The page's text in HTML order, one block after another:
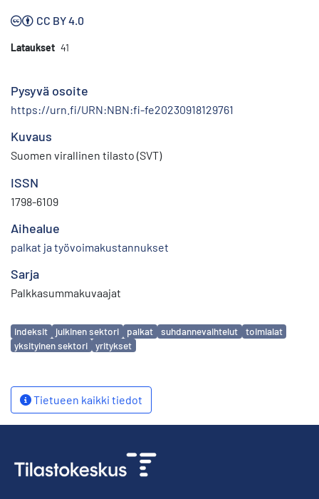
CC BY 4.0
Lataukset 41
Pysyvä osoite
https://urn.fi/URN:NBN:fi-fe20230918129761
Kuvaus
Suomen virallinen tilasto (SVT)
ISSN
1798-6109
Aihealue
palkat ja työvoimakustannukset
Sarja
Palkkasummakuvaajat
Avainsanat
indeksit julkinen sektori palkat suhdannevaihtelut
toimialat
yksityinen sektori
yritykset
Tietueen kaikki tiedot